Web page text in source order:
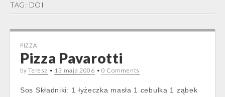
TAG: DOI
PIZZA
Pizza Pavarotti
byTeresa • 13 maja 2006 • 0 Comments
Sos Składniki: 1 łyżeczka masła 1 cebulka 1 ząbek